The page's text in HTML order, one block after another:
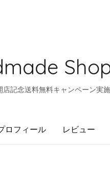
店記念送料無料キャンペーン実
ロフィール レビュー